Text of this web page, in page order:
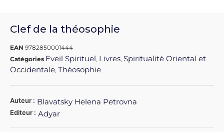
Clef de la théosophie
EAN 9782850001444
Catégories Eveil Spirituel, Livres, Spiritualité Oriental et
Occidentale, Théosophie
Auteur : Blavatsky Helena Petrovna
Editeur : Adyar